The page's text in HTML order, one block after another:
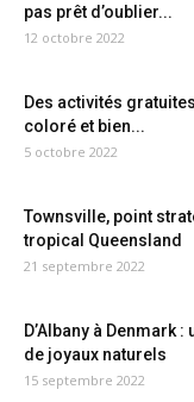
pas prêt d’oublier...
12 octobre 2022
Des activités
coloré et bien...
5 octobre 2022
Townsville, point
tropical Queensland
21 septembre 2022
D’Albany à Denmark
de joyaux naturels
15 septembre 2022